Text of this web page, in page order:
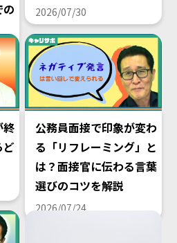
2026/07/30
終
ど
公務員面接で印象が変わ
る「リフレーミング」と
は？面接官に伝わる言葉
選びのコツを解説
2026/07/24